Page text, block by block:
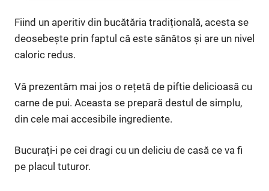
Fiind un aperitiv din bucătăria tradițională, acesta se
deosebește prin faptul că este sănătos și are un nivel
caloric redus.
Vă prezentăm mai jos o rețetă de piftie delicioasă cu
carne de pui. Aceasta se prepară destul de simplu,
din cele mai accesibile ingrediente.
Bucurați-i pe cei dragi cu un deliciu de casă ce va fi
pe placul tuturor.